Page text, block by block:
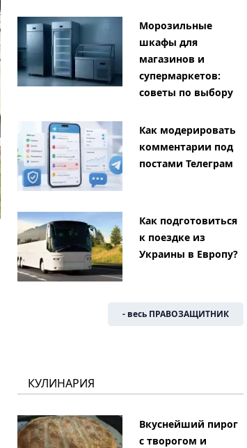
Морозильные
шкафы для
магазинов и
супермаркетов:
советы по выбору
Как модерировать
комментарии под
постами Телеграм
Как подготовиться
к поездке из
Украины в Европу?
- весь ПРАВОЗАЩИТНИК
КУЛИНАРИЯ
Вкуснейший пирог
с творогом и